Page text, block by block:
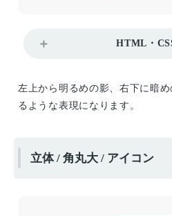
HTML・
左上から明るめの影、右下に暗
るような表現になります。
立体 / 角丸大 / アイコン